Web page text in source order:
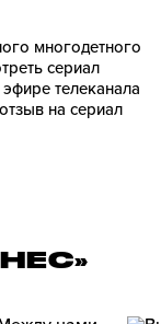
многодетного
сериал
телеканала
на сериал